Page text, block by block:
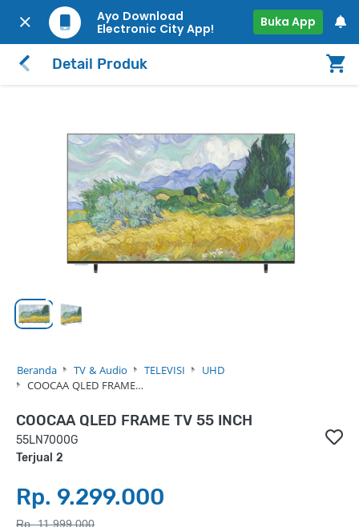
Ayo Download
Electronic City App!
Buka App
Detail Produk
Beranda TV & Audio TELEVISI
UHD
COOCAA QLED FRAME…
COOCAA QLED FRAME TV 55 INCH
55LN7000G
Terjual 2
Rp. 9.299.000
Rp. 11.999.000